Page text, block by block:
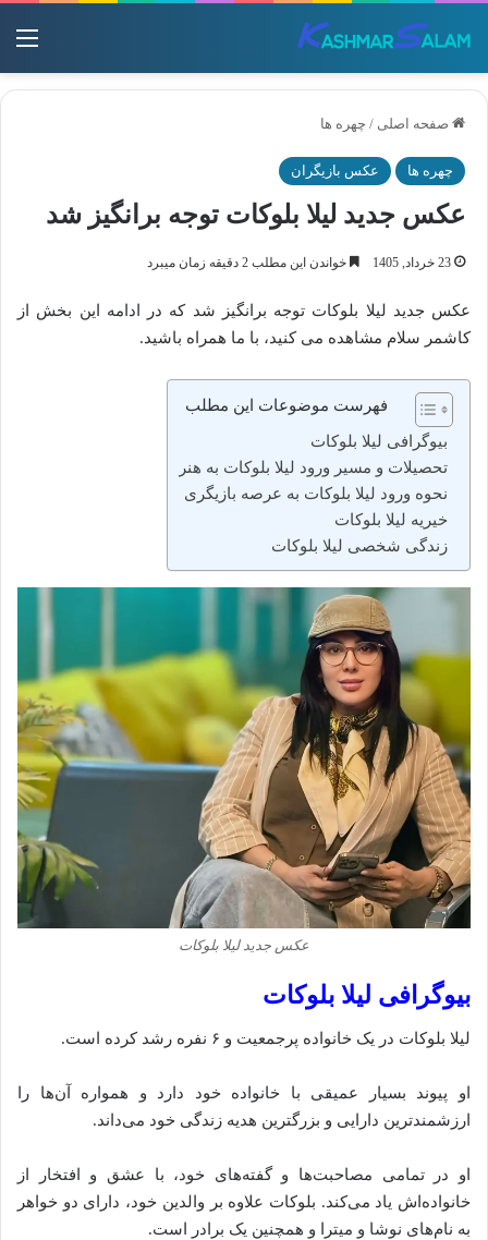
صفحه اصلی / چهره ها
چهره ها عکس بازیگران
عکس جدید لیلا بلوکات توجه برانگیز شد
23 خرداد, 1405 خواندن این مطلب 2 دقیقه زمان میبرد
عکس جدید لیلا بلوکات توجه برانگیز شد که در ادامه این بخش از
کاشمر سلام مشاهده می کنید، با ما همراه باشید.
فهرست موضوعات این مطلب
بیوگرافی لیلا بلوکات
تحصیلات و مسیر ورود لیلا بلوکات به هنر
نحوه ورود لیلا بلوکات به عرصه بازیگری
خیریه لیلا بلوکات
زندگی شخصی لیلا بلوکات
عکس جدید لیلا بلوکات
بیوگرافی لیلا بلوکات
لیلا بلوکات در یک خانواده پرجمعیت و ۶ نفره رشد کرده است.
او پیوند بسیار عمیقی با خانواده خود دارد و همواره آن‌ها را
ارزشمندترین دارایی و بزرگترین هدیه زندگی خود می‌داند.
او در تمامی مصاحبت‌ها و گفته‌های خود، با عشق و افتخار از
خانواده‌اش یاد می‌کند. بلوکات علاوه بر والدین خود، دارای دو خواهر
به نام‌های نوشا و میترا و همچنین یک برادر است.